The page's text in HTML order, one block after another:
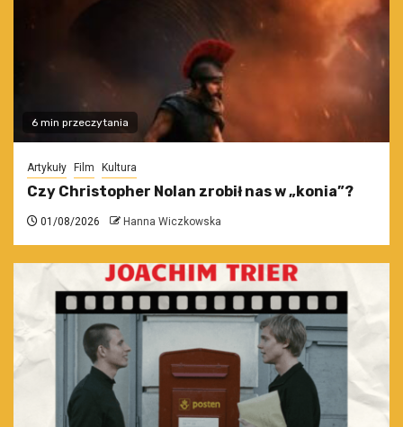
6 min przeczytania
Artykuły Film Kultura
Czy Christopher Nolan zrobił nas w „konia”?
01/08/2026 Hanna Wiczkowska